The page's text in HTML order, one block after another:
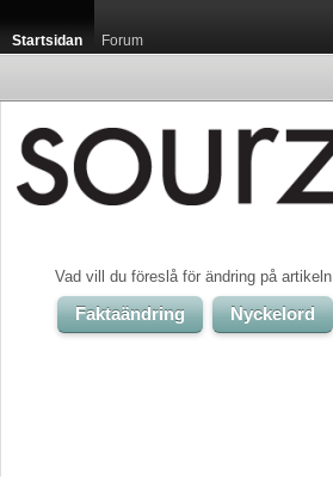
Startsidan Forum
Vad vill du föreslå för ändring på artikeln
Faktaändring Nyckelord